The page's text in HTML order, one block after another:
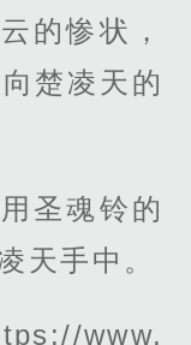
的惨状，
楚凌天的
圣魂铃的
天手中。
www.